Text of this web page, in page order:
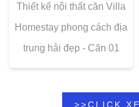
Thiết kế nội thất căn Villa
Homestay phong cách địa
trung hải đẹp - Căn 01
>>CLICK